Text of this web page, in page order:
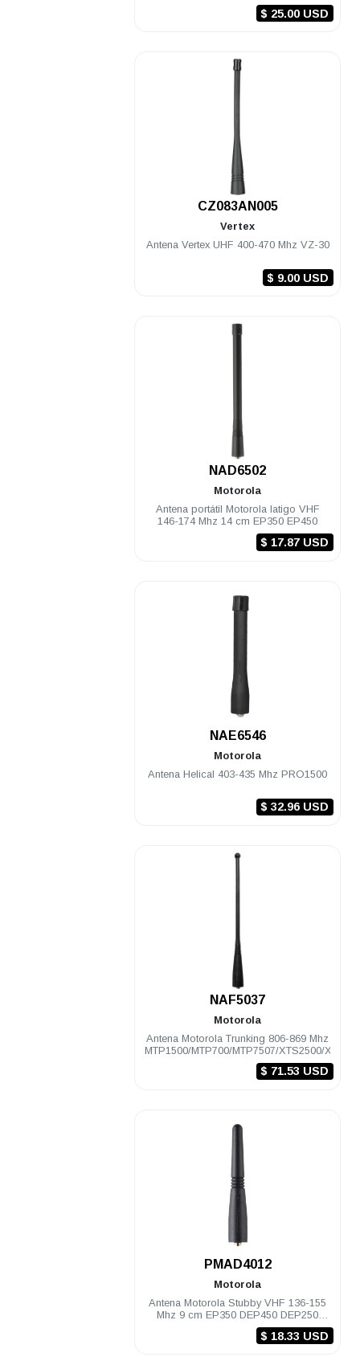
$ 25.00 USD
CZ083AN005
Vertex
Antena Vertex UHF 400-470 Mhz VZ-30
$ 9.00 USD
NAD6502
Motorola
Antena portátil Motorola latigo VHF
146-174 Mhz 14 cm EP350 EP450
$ 17.87 USD
NAE6546
Motorola
Antena Helical 403-435 Mhz PRO1500
$ 32.96 USD
NAF5037
Motorola
Antena Motorola Trunking 806-869 Mhz
MTP1500/MTP700/MTP7507/XTS2500/
$ 71.53 USD
PMAD4012
Motorola
Antena Motorola Stubby VHF 136-155
Mhz 9 cm EP350 DEP450 DEP250
PRO5150/7150
$ 18.33 USD